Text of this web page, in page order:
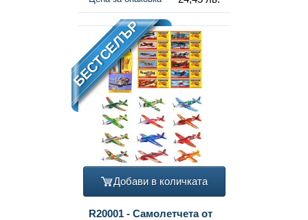
БЕСТСЕЛЪР
Добави в количката
R20001 - Самолетчета от